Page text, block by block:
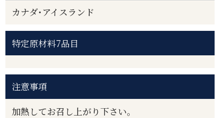
カナダ･アイスランド
特定原材料7品目
注意事項
加熱してお召し上がり下さい。